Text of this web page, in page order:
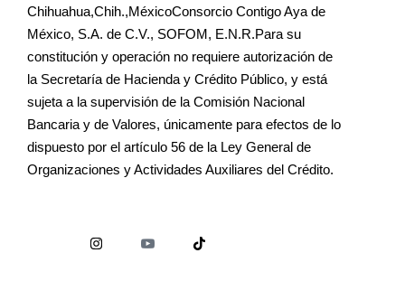
Chihuahua,Chih.,MéxicoConsorcio Contigo Aya de
México, S.A. de C.V., SOFOM, E.N.R.Para su
constitución y operación no requiere autorización de
la Secretaría de Hacienda y Crédito Público, y está
sujeta a la supervisión de la Comisión Nacional
Bancaria y de Valores, únicamente para efectos de lo
dispuesto por el artículo 56 de la Ley General de
Organizaciones y Actividades Auxiliares del Crédito.